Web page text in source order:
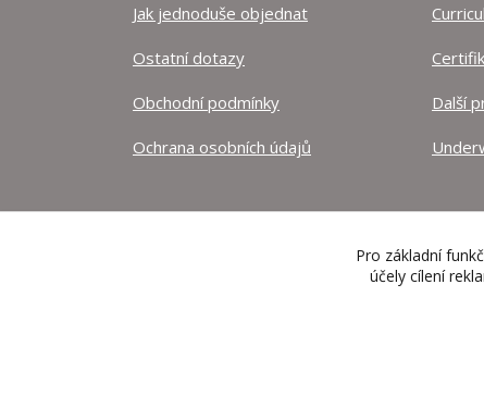
Jak jednoduše objednat
Ostatní dotazy
Obchodní podmínky
Ochrana osobních údajů
Další
Pro základní
účely cílení